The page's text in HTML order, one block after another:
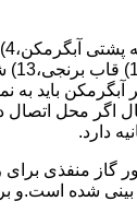
اگر محل
منفذی برای
است.و